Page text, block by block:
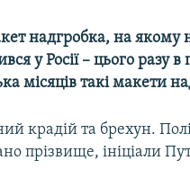
надгробка, на якому
у Росії – цього разу
місяців такі макети
крадій та брехун.
прізвище, ініціали